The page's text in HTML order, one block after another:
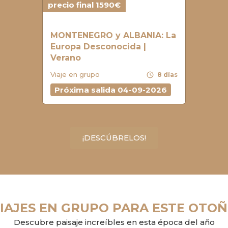
precio final 1590€
MONTENEGRO y ALBANIA: La
Europa Desconocida |
Verano
Viaje en grupo schedule 8 días
Próxima salida 04-09-2026
¡DESCÚBRELOS!
EN GRUPO PARA ESTE
Descubre paisaje increíbles en esta época del año